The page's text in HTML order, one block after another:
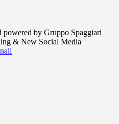
powered by Gruppo Spaggiari
& New Social Media